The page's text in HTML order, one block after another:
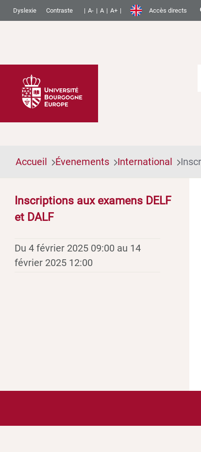
Dyslexie Contraste A- A A+ Accès directs
Accueil Évenements International
Inscriptions aux examens DELF
et DALF
Du 4 février 2025 09:00 au 14
février 2025 12:00